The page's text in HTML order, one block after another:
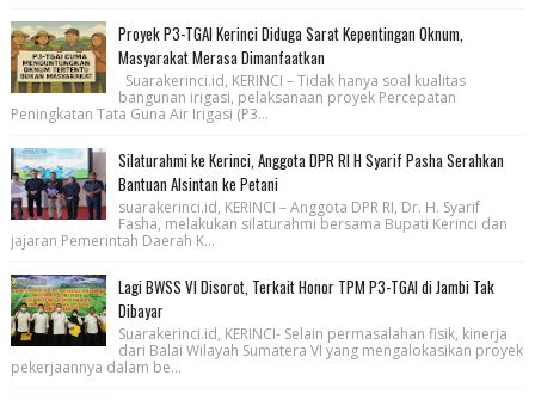
Proyek P3-TGAI Kerinci Diduga Sarat Kepentingan Oknum,
Masyarakat Merasa Dimanfaatkan
Suarakerinci.id, KERINCI – Tidak hanya soal kualitas
bangunan irigasi, pelaksanaan proyek Percepatan
Peningkatan Tata Guna Air Irigasi (P3...
Silaturahmi ke Kerinci, Anggota DPR RI H Syarif Pasha Serahkan
Bantuan Alsintan ke Petani
suarakerinci.id, KERINCI – Anggota DPR RI, Dr. H. Syarif
Fasha, melakukan silaturahmi bersama Bupati Kerinci dan
jajaran Pemerintah Daerah K...
Lagi BWSS VI Disorot, Terkait Honor TPM P3-TGAI di Jambi Tak
Dibayar
Suarakerinci.id, KERINCI- Selain permasalahan fisik, kinerja
dari Balai Wilayah Sumatera VI yang mengalokasikan proyek
pekerjaannya dalam be...